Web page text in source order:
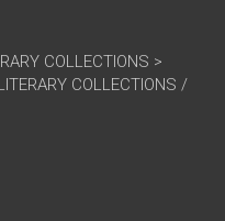
COLLECTIONS >
COLLECTIONS /